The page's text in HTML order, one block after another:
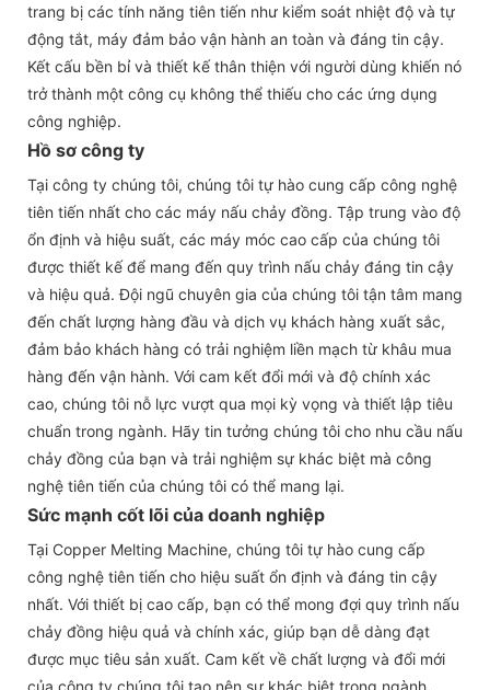
trang bị các tính năng tiên tiến như kiểm soát nhiệt độ và tự
động tắt, máy đảm bảo vận hành an toàn và đáng tin cậy.
Kết cấu bền bỉ và thiết kế thân thiện với người dùng khiến nó
trở thành một công cụ không thể thiếu cho các ứng dụng
công nghiệp.
Hồ sơ công ty
Tại công ty chúng tôi, chúng tôi tự hào cung cấp công nghệ
tiên tiến nhất cho các máy nấu chảy đồng. Tập trung vào độ
ổn định và hiệu suất, các máy móc cao cấp của chúng tôi
được thiết kế để mang đến quy trình nấu chảy đáng tin cậy
và hiệu quả. Đội ngũ chuyên gia của chúng tôi tận tâm mang
đến chất lượng hàng đầu và dịch vụ khách hàng xuất sắc,
đảm bảo khách hàng có trải nghiệm liền mạch từ khâu mua
hàng đến vận hành. Với cam kết đổi mới và độ chính xác
cao, chúng tôi nỗ lực vượt qua mọi kỳ vọng và thiết lập tiêu
chuẩn trong ngành. Hãy tin tưởng chúng tôi cho nhu cầu nấu
chảy đồng của bạn và trải nghiệm sự khác biệt mà công
nghệ tiên tiến của chúng tôi có thể mang lại.
Sức mạnh cốt lõi của doanh nghiệp
Tại Copper Melting Machine, chúng tôi tự hào cung cấp
công nghệ tiên tiến cho hiệu suất ổn định và đáng tin cậy
nhất. Với thiết bị cao cấp, bạn có thể mong đợi quy trình nấu
chảy đồng hiệu quả và chính xác, giúp bạn dễ dàng đạt
được mục tiêu sản xuất. Cam kết về chất lượng và đổi mới
của công ty chúng tôi tạo nên sự khác biệt trong ngành,